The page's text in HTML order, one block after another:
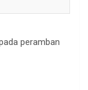
peramban